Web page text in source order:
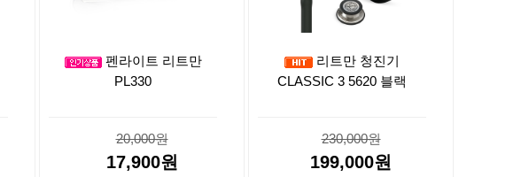
펜라이트 리트만
PL330
20,000원
17,900원
리트만 청진기
CLASSIC 3 5620 블랙
230,000원
199,000원